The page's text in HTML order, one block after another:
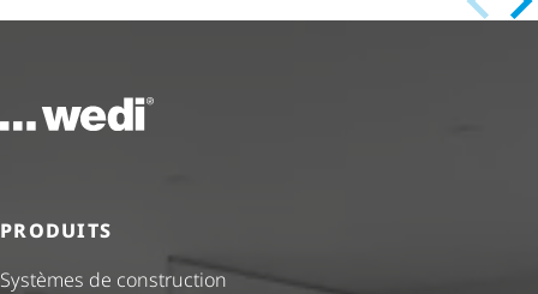
Vers la page d'accueil
PRODUITS
Systèmes de construction